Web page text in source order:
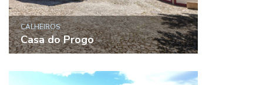
CALHEIROS
Casa do Progo